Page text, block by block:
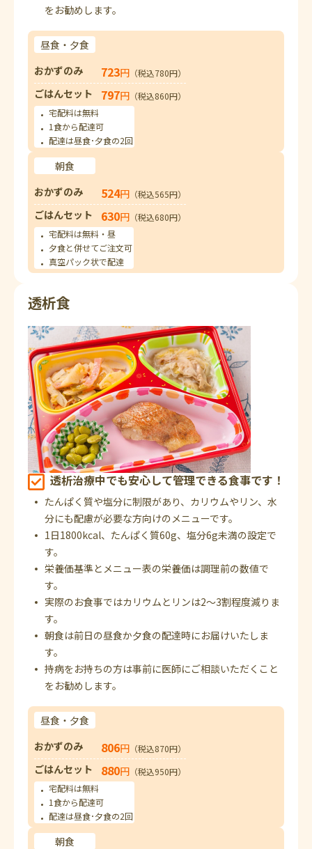
をお勧めします。
昼食・夕食
おかずのみ
723円 （税込780円）
ごはんセット 797円 （税込860円）
宅配料は無料
1食から配達可
配達は昼食･夕食の2回
朝食
おかずのみ
524円 （税込565円）
ごはんセット 630円 （税込680円）
宅配料は無料・昼
夕食と併せてご注文可
真空パック状で配達
透析食
透析治療中でも安心して管理できる食事です！
たんぱく質や塩分に制限があり、カリウムやリン、水
分にも配慮が必要な方向けのメニューです。
1日1800kcal、たんぱく質60g、塩分6g未満の設定で
す。
栄養価基準とメニュー表の栄養価は調理前の数値で
す。
実際のお食事ではカリウムとリンは2～3割程度減りま
す。
朝食は前日の昼食か夕食の配達時にお届けいたしま
す。
持病をお持ちの方は事前に医師にご相談いただくこと
をお勧めします。
昼食・夕食
おかずのみ
806円 （税込870円）
ごはんセット 880円 （税込950円）
宅配料は無料
1食から配達可
配達は昼食･夕食の2回
朝食